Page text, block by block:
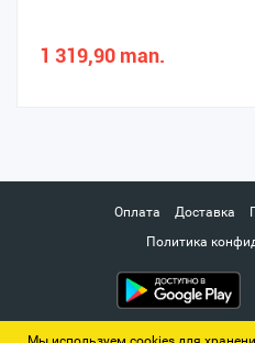
1 319,90 man.
Оплата Доставка
Политика